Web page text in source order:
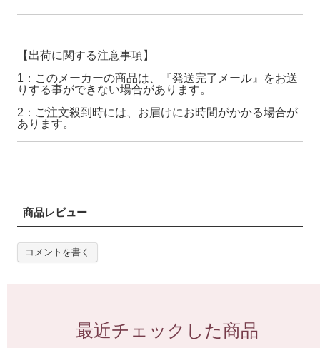
【出荷に関する注意事項】
1：このメーカーの商品は、『発送完了メール』をお送
りする事ができない場合があります。
2：ご注文殺到時には、お届けにお時間がかかる場合が
あります。
商品レビュー
コメントを書く
最近チェックした商品